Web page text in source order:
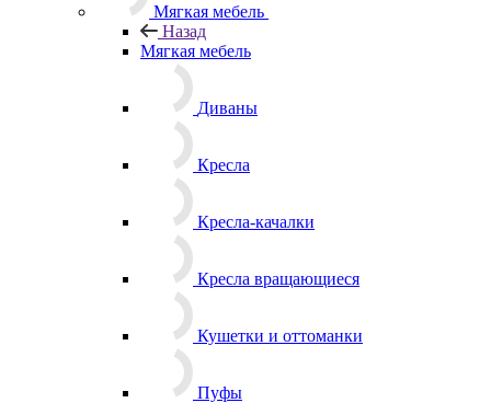
Мягкая мебель
Назад
Мягкая мебель
Диваны
Кресла
Кресла-качалки
Кресла вращающиеся
Кушетки и оттоманки
Пуфы